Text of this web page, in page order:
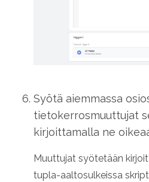
Syötä aiemmassa
tietokerrosmuuttujat
kirjoittamalla ne
Muuttujat syötetään
tupla-aaltosulkeissa